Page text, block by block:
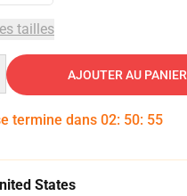
tailles
AJOUTER AU PANIER
termine dans 02: 50: 54
States